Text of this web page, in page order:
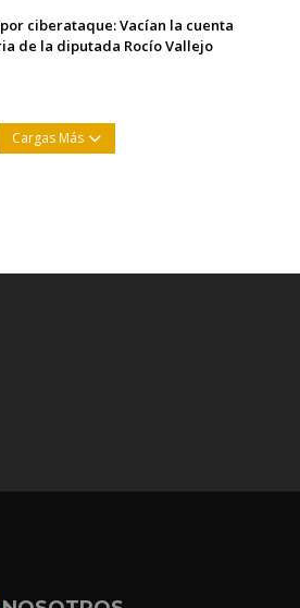
ciberataque: Vacían la cuenta
de la diputada Rocío Vallejo
Cargas Más